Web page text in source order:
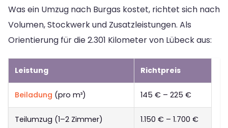
Was ein Umzug nach Burgas kostet, richtet sich nach
Volumen, Stockwerk und Zusatzleistungen. Als
Orientierung für die 2.301 Kilometer von Lübeck aus:
Leistung Richtpreis
Beiladung (pro m³) 145 € – 225 €
Teilumzug (1–2 Zimmer) 1.150 € – 1.700 €